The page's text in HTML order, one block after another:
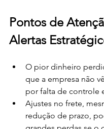
Pontos de
Alertas
O pior dinheiro
que a empresa não
por falta de controle
Ajustes no frete,
redução de prazo,